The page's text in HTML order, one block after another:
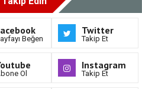
Beğen
Twitter
Takip Et
Ol
Instagram
Takip Et